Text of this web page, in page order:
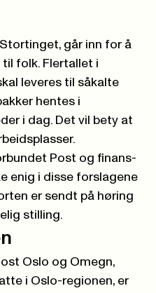
går inn for å
folk. Flertallet i
leveres til såkalte
hentes i
i dag. Det vil bety at
Post og finans-
enig i disse forslagene
er sendt på høring
stilling.
Oslo og Omegn,
i Oslo-regionen, er